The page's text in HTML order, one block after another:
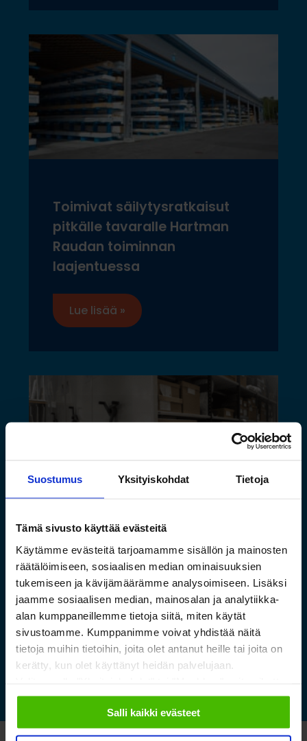
Suostumus Yksityiskohdat Tietoja
Tämä sivusto käyttää evästeitä
Käytämme evästeitä tarjoamamme sisällön ja mainosten
räätälöimiseen, sosiaalisen median ominaisuuksien
tukemiseen ja kävijämäärämme analysoimiseen. Lisäksi
jaamme sosiaalisen median, mainosalan ja analytiikka-
alan kumppaneillemme tietoja siitä, miten käytät
sivustoamme. Kumppanimme voivat yhdistää näitä
tietoja muihin tietoihin, joita olet antanut heille tai joita on
kerätty, kun olet käyttänyt heidän palvelujaan.
sallimiisi evästeisiin.
Salli kaikki evästeet
Toimivat säilytysratkaisut
pitkälle tavaralle Hartman
Raudan toiminnan
laajentuessa
Lue lisää »
Saamelaismuseon ja
luontokeskuksen esineistölle
sopivat ilmastoidut ja
kestävät säilytysratkaisut
Lue lisää »